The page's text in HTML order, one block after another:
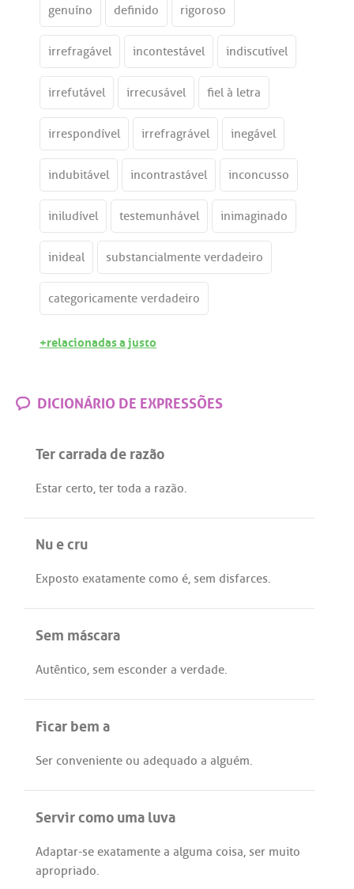
genuíno definido rigoroso
irrefragável incontestável indiscutível
irrefutável irrecusável fiel à letra
irrespondível irrefragrável inegável
indubitável incontrastável inconcusso
iniludível testemunhável inimaginado
inideal substancialmente verdadeiro
categoricamente verdadeiro
+relacionadas a justo
DICIONÁRIO DE EXPRESSÕES
Ter carrada de razão
Estar certo, ter toda a razão.
Nu e cru
Exposto exatamente como é, sem disfarces.
Sem máscara
Autêntico, sem esconder a verdade.
Ficar bem a
Ser conveniente ou adequado a alguém.
Servir como uma luva
Adaptar-se exatamente a alguma coisa, ser muito
apropriado.